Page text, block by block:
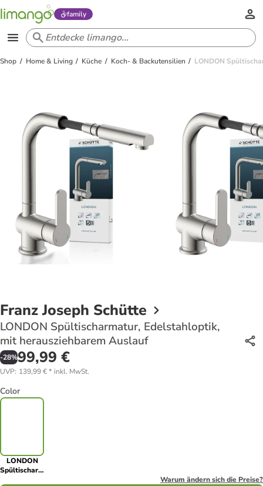
family
Shop Home & Living Küche Koch- & Backutensilien LONDON
Franz Joseph Schütte
LONDON Spültischarmatur, Edelstahloptik,
mit herausziehbarem Auslauf
-28%99,99 €
UVP: 139,99 €* inkl. MwSt.
Color
LONDON
Spültischarmatur,
Warum ändern sich die Preise?